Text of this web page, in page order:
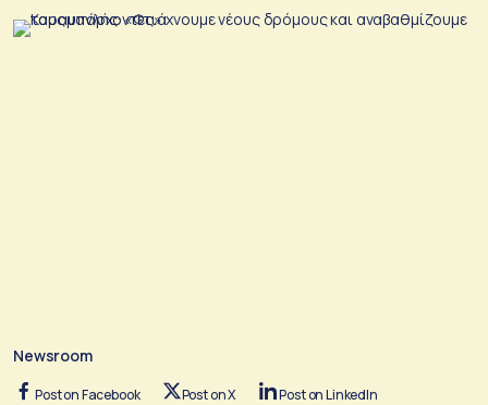
Newsroom
Post on Facebook Post on X Post on LinkedIn